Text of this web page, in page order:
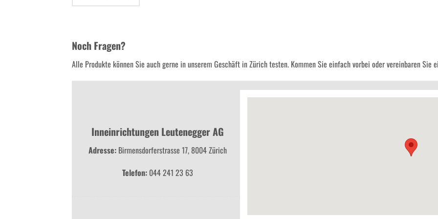
Noch Fragen?
Alle Produkte können Sie auch gerne in unserem Geschäft in Zürich testen. Kommen Sie einfach vorbei oder vereinbaren Sie
Inneinrichtungen Leutenegger AG
Adresse:Birmensdorferstrasse 17, 8004 Zürich
Telefon:044 241 23 63